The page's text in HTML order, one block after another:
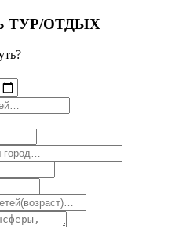
ТУР/ОТДЫХ